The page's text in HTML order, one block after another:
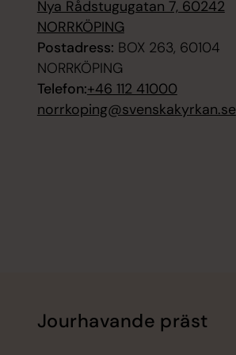
Nya Rådstugugatan 7, 60242
NORRKÖPING
Postadress: BOX 263, 60104
NORRKÖPING
Telefon:+46 112 41000
norrkoping@svenskakyrkan.se
Jourhavande präst